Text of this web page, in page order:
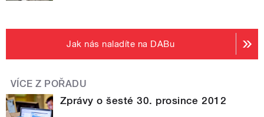
Jak nás naladíte na DABu
VÍCE Z POŘADU
Zprávy o šesté 30. prosince 2012